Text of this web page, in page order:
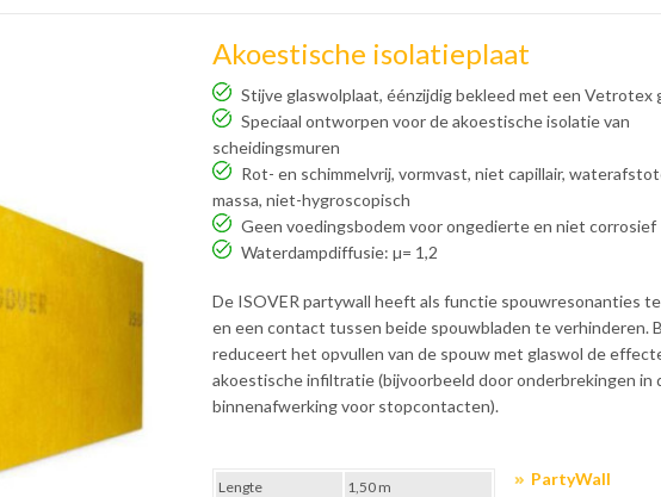
Akoestische isolatieplaat
Stijve glaswolplaat, éénzijdig bekleed met een Vetrotex
Speciaal ontworpen voor de akoestische isolatie van
scheidingsmuren
Rot- en schimmelvrij, vormvast, niet capillair,
massa, niet-hygroscopisch
Geen voedingsbodem voor ongedierte en niet corrosief
Waterdampdiffusie: µ= 1,2
De ISOVER partywall heeft als functie spouwresonanties
en een contact tussen beide spouwbladen te verhinderen.
reduceert het opvullen van de spouw met glaswol de
akoestische infiltratie (bijvoorbeeld door onderbrekingen in
binnenafwerking voor stopcontacten).
PartyWall
Lengte
1,50 m